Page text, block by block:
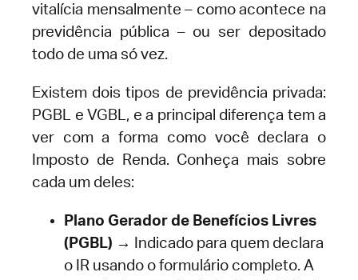
vitalícia mensalmente – como acontece na
previdência pública – ou ser depositado
todo de uma só vez.
Existem dois tipos de previdência privada:
PGBL e VGBL, e a principal diferença tem a
ver com a forma como você declara o
Imposto de Renda. Conheça mais sobre
cada um deles:
Plano Gerador de Benefícios Livres
(PGBL) → Indicado para quem declara
o IR usando o formulário completo. A